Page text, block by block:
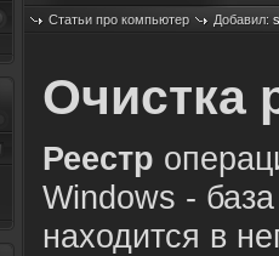
Статьи про компьютер Добавил:
Очистка
Реестр
Windows -
находится в